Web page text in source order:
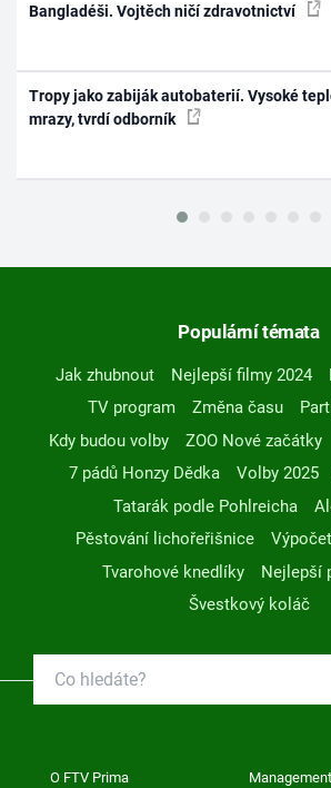
Bangladéši. Vojtěch ničí zdravotnictví
Tropy jako zabiják autobaterií. Vysoké
mrazy, tvrdí odborník
Populární témata
Jak zhubnout Nejlepší filmy 2024
TV program
Změna času
Kdy budou volby
ZOO Nové začátky
7 pádů Honzy Dědka
Volby 2025
Tatarák podle Pohlreicha
Pěstování lichořeřišnice
Tvarohové knedlíky
Nejlepší
Švestkový koláč
O FTV Prima Management